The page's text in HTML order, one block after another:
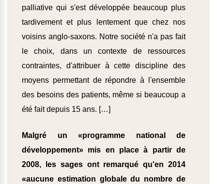
palliative qui s'est développée beaucoup plus
tardivement et plus lentement que chez nos
voisins anglo-saxons. Notre société n'a pas fait
le choix, dans un contexte de ressources
contraintes, d'attribuer à cette discipline des
moyens permettant de répondre à l'ensemble
des besoins des patients, même si beaucoup a
été fait depuis 15 ans. […]
Malgré un «programme national de
développement» mis en place à partir de
2008, les sages ont remarqué qu'en 2014
«aucune estimation globale du nombre de